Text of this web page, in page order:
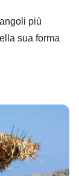
più
sua forma